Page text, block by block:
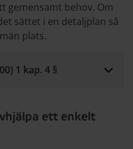
gemensamt behov. Om
sättet i en detaljplan så
plats.
1 kap. 4 §
ett enkelt